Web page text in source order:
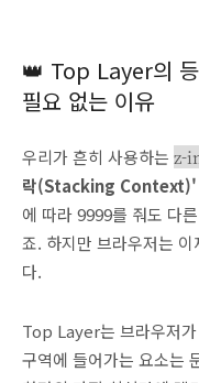
👑 Top Layer의
필요 없는 이유
우리가 흔히 사용하는 z-
락(Stacking Context)'
에 따라 9999를 줘도 다
죠. 하지만 브라우저는 이
다.
Top Layer는 브라우저가
구역에 들어가는 요소는